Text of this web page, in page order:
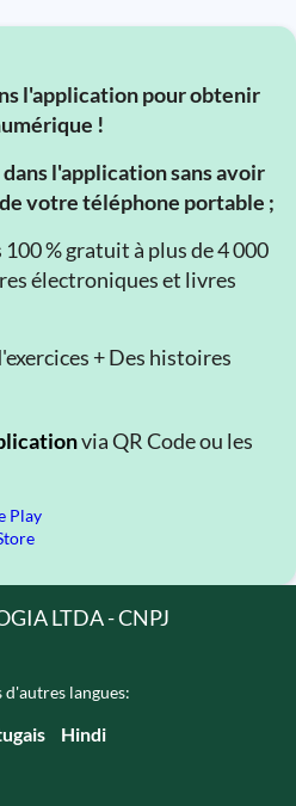
l'application pour obtenir
!
l'application sans avoir
votre téléphone portable ;
% gratuit à plus de 4 000
électroniques et livres
+ Des histoires
via QR Code ou les
LTDA - CNPJ
langues:
Hindi